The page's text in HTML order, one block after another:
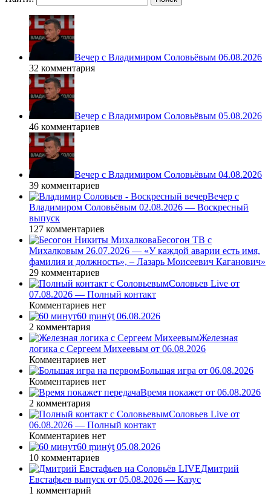
Вечер с Владимиром Соловьёвым 06.08.2026
32 комментария
Вечер с Владимиром Соловьёвым 05.08.2026
46 комментариев
Вечер с Владимиром Соловьёвым 04.08.2026
39 комментариев
Вечер с
Владимиром Соловьёвым 02.08.2026 — Воскресный
выпуск
127 комментариев
Бесогон ТВ с
Михалковым 26.07.2026 — «У каждой аварии есть имя,
фамилия и должность», – Лазарь Моисеевич Каганович»
29 комментариев
Соловьев Live от
07.08.2026 — Полный контакт
Комментариев нет
60 ṃинẏƫ 06.08.2026
2 комментария
Железная
логика с Сергеем Михеевым от 06.08.2026
Комментариев нет
Большая игра от 06.08.2026
Комментариев нет
Время покажет от 06.08.2026
2 комментария
Соловьев Live от
06.08.2026 — Полный контакт
Комментариев нет
60 ṃинẏƫ 05.08.2026
10 комментариев
Дмитрий
Евстафьев выпуск от 05.08.2026 — Казус
1 комментарий